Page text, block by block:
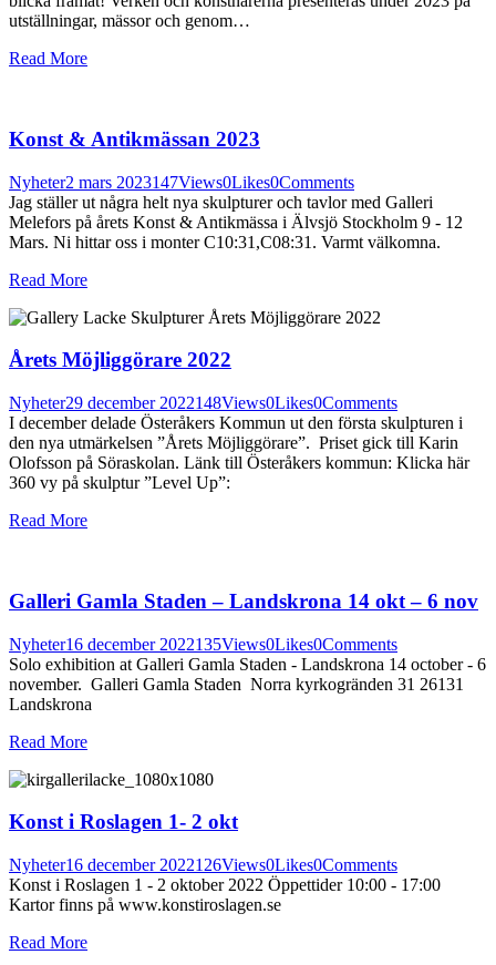
utställningar, mässor och genom…
Read More
Konst & Antikmässan 2023
Nyheter2 mars 2023147Views0Likes0Comments
Jag ställer ut några helt nya skulpturer och tavlor med Galleri
Melefors på årets Konst & Antikmässa i Älvsjö Stockholm 9 - 12
Mars. Ni hittar oss i monter C10:31,C08:31. Varmt välkomna.
Read More
Årets Möjliggörare 2022
Nyheter29 december 2022148Views0Likes0Comments
I december delade Österåkers Kommun ut den första skulpturen i
den nya utmärkelsen ”Årets Möjliggörare”. Priset gick till Karin
Olofsson på Söraskolan. Länk till Österåkers kommun: Klicka här
360 vy på skulptur ”Level Up”:
Read More
Galleri Gamla Staden – Landskrona 14 okt – 6 nov
Nyheter16 december 2022135Views0Likes0Comments
Solo exhibition at Galleri Gamla Staden - Landskrona 14 october - 6
november. Galleri Gamla Staden Norra kyrkogränden 31 26131
Landskrona
Read More
Konst i Roslagen 1- 2 okt
Nyheter16 december 2022126Views0Likes0Comments
Konst i Roslagen 1 - 2 oktober 2022 Öppettider 10:00 - 17:00
Kartor finns på www.konstiroslagen.se
Read More